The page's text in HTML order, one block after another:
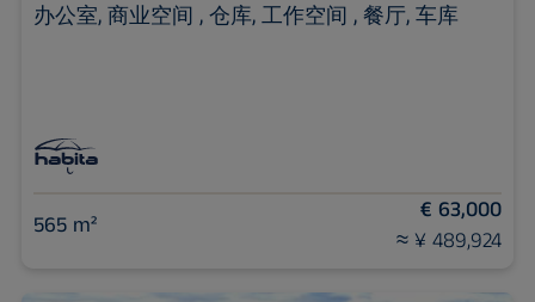
办公室, 商业空间 , 仓库, 工作空间 , 餐厅, 车库
565 m²
€ 63,000
≈ ¥ 489,924